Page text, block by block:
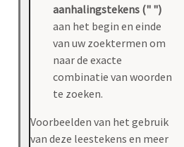
aanhalingstekens (" ")
aan het begin en einde
van uw zoektermen om
naar de exacte
combinatie van woorden
te zoeken.
Voorbeelden van het gebruik
van deze leestekens en meer